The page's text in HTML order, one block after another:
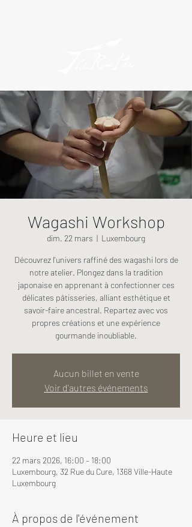
Wagashi Workshop
dim. 22 mars
  |
Luxembourg
Découvrez l'univers raffiné des wagashi lors de
notre atelier. Plongez dans la tradition
japonaise en apprenant à confectionner ces
délicates pâtisseries, alliant esthétique et
savoir-faire ancestral. Repartez avec vos
propres créations et une expérience
gourmande inoubliable.
Aucun billet en vente
Voir d'autres événements
Heure et lieu
22 mars 2026, 16:00 – 18:00
Luxembourg, 32 Rue du Cure, 1368 Ville-Haute
Luxembourg
À propos de l'événement